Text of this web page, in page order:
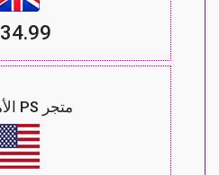
34.99 £
متجر PS الأمريكي